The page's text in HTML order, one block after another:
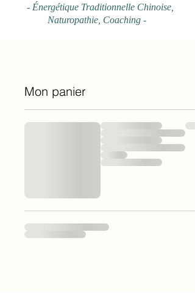
- Énergétique Traditionnelle Chinoise
Naturopathie, Coaching -
Mon panier